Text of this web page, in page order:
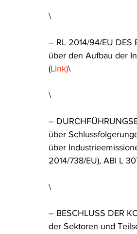
\
– RL 2014/94/EU DES
über den Aufbau der
(Link)\
\
–
über
über
2014/738/EU), ABl L
\
– BESCHLUSS DER
der Sektoren und